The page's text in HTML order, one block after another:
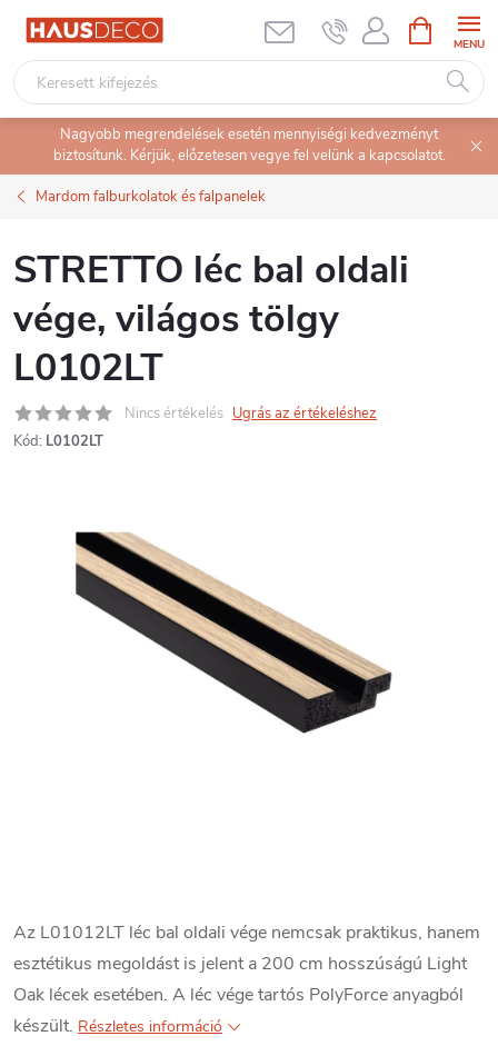
Ugrás
tartalomhoz
KOSÁR
Nagyobb megrendelések esetén mennyiségi kedvezményt
biztosítunk. Kérjük, előzetesen vegye fel velünk a kapcsolatot.
Mardom falburkolatok és falpanelek
STRETTO léc bal oldali
vége, világos tölgy
L0102LT
Nincs értékelés Ugrás az értékeléshez
Kód: L0102LT
Az L01012LT léc bal oldali vége nemcsak praktikus, hanem
esztétikus megoldást is jelent a 200 cm hosszúságú Light
Oak lécek esetében. A léc vége tartós PolyForce anyagból
készült. Részletes információ